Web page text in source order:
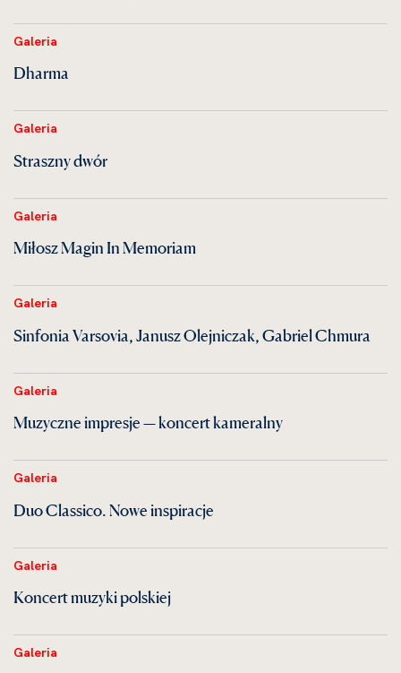
Galeria
Dharma
Galeria
Straszny dwór
Galeria
Miłosz Magin In Memoriam
Galeria
Sinfonia Varsovia, Janusz Olejniczak, Gabriel Chmura
Galeria
Muzyczne impresje — koncert kameralny
Galeria
Duo Classico. Nowe inspiracje
Galeria
Koncert muzyki polskiej
Galeria